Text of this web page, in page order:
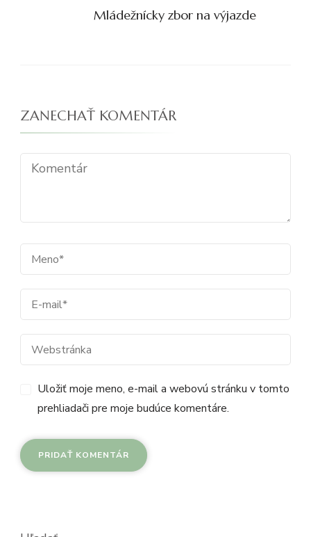
článkuMládežnícky zbor na výjazde
ZANECHAŤ KOMENTÁR
Uložiť moje meno, e-mail a webovú stránku v tomto
prehliadači pre moje budúce komentáre.